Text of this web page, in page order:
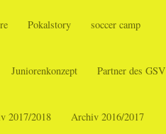
Pokalstory soccer camp
Juniorenkonzept Partner des GSV
2017/2018 Archiv 2016/2017